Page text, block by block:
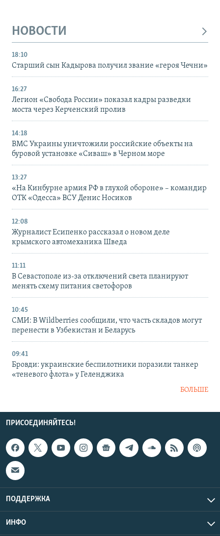
НОВОСТИ
18:10
Старший сын Кадырова получил звание «героя Чечни»
16:27
Легион «Свобода России» показал кадры разведки
моста через Керченский пролив
14:18
ВМС Украины уничтожили российские объекты на
буровой установке «Сиваш» в Черном море
13:27
«На Кинбурне армия РФ в глухой обороне» – командир
ОТК «Одесса» ВСУ Денис Носиков
12:08
Журналист Есипенко рассказал о новом деле
крымского автомеханика Шведа
11:11
В Севастополе из-за отключений света планируют
менять схему питания светофоров
10:45
СМИ: В Wildberries сообщили, что часть складов могут
перенести в Узбекистан и Беларусь
09:41
Бровди: украинские беспилотники поразили танкер
«теневого флота» у Геленджика
БОЛЬШЕ
ПРИСОЕДИНЯЙТЕСЬ!
ПОДДЕРЖКА
ИНФО